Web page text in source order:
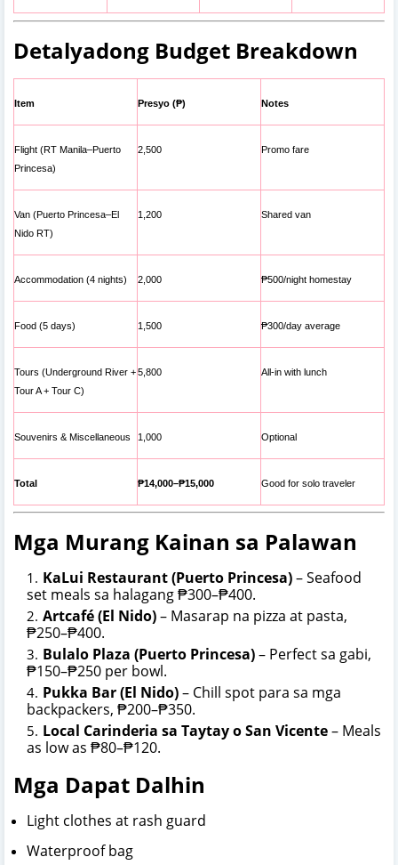
Detalyadong Budget Breakdown
Item Presyo (₱) Notes
Flight (RT Manila–Puerto
Princesa)
2,500 Promo fare
Van (Puerto Princesa–El
Nido RT)
1,200 Shared van
Accommodation (4 nights) 2,000 ₱500/night homestay
Food (5 days) 1,500 ₱300/day average
Tours (Underground River +
Tour A + Tour C)
5,800 All-in with lunch
Souvenirs & Miscellaneous 1,000 Optional
Total ₱14,000–₱15,000 Good for solo traveler
Mga Murang Kainan sa Palawan
KaLui Restaurant (Puerto Princesa)– Seafood
set meals sa halagang ₱300–₱400.
Artcafé (El Nido)– Masarap na pizza at pasta,
₱250–₱400.
Bulalo Plaza (Puerto Princesa)– Perfect sa gabi,
₱150–₱250 per bowl.
Pukka Bar (El Nido)– Chill spot para sa mga
backpackers, ₱200–₱350.
Local Carinderia sa Taytay o San Vicente– Meals
as low as ₱80–₱120.
Mga Dapat Dalhin
Light clothes at rash guard
Waterproof bag